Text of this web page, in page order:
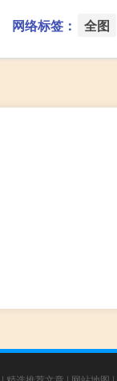
网络标签： 全图